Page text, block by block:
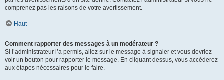
comprenez pas les raisons de votre avertissement.
Haut
Comment rapporter des messages à un modérateur ?
Si l’administrateur l’a permis, allez sur le message à signaler et vous devriez
voir un bouton pour rapporter le message. En cliquant dessus, vous accéderez
aux étapes nécessaires pour le faire.